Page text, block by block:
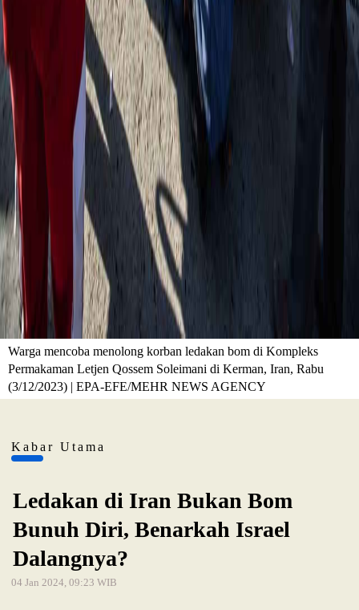
Warga mencoba menolong korban ledakan bom di Kompleks
Permakaman Letjen Qossem Soleimani di Kerman, Iran, Rabu
(3/12/2023) | EPA-EFE/MEHR NEWS AGENCY
Kabar Utama
Ledakan di Iran Bukan Bom
Bunuh Diri, Benarkah Israel
Dalangnya?
04 Jan 2024, 09:23 WIB